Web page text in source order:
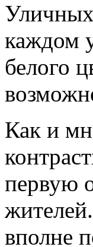
Уличных
каждом
белого
Как и
первую
вполне